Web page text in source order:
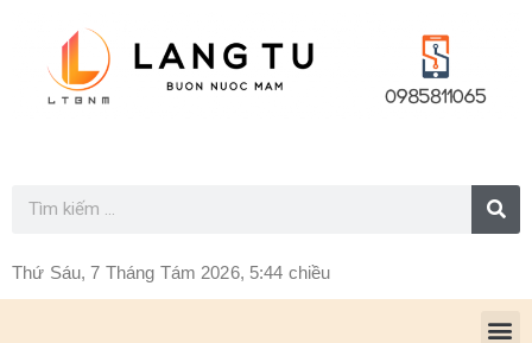
Thứ Sáu, 7 Tháng Tám 2026, 5:44 chiều